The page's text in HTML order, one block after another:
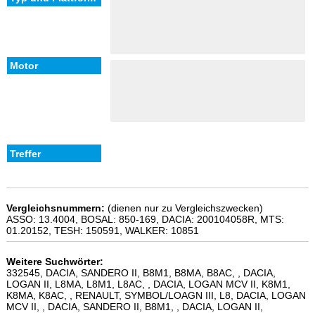
Vergleichsnummern: (dienen nur zu Vergleichszwecken)
ASSO: 13.4004, BOSAL: 850-169, DACIA: 200104058R, MTS:
01.20152, TESH: 150591, WALKER: 10851
Weitere Suchwörter:
332545, DACIA, SANDERO II, B8M1, B8MA, B8AC, , DACIA,
LOGAN II, L8MA, L8M1, L8AC, , DACIA, LOGAN MCV II, K8M1,
K8MA, K8AC, , RENAULT, SYMBOL/LOAGN III, L8, DACIA, LOGAN
MCV II, , DACIA, SANDERO II, B8M1, , DACIA, LOGAN II,